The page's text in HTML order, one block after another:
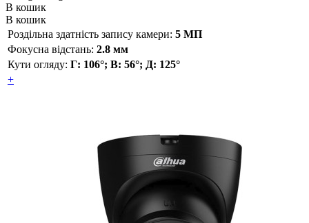
В кошик
В кошик
Роздільна здатність запису камери: 5 МП
Фокусна відстань: 2.8 мм
Кути огляду: Г: 106°; В: 56°; Д: 125°
+